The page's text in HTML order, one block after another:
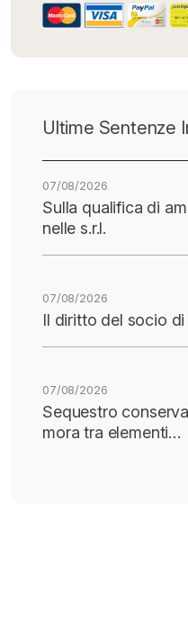
Ultime Sentenze
07/08/2026
Sulla qualifica di
nelle s.r.l.
07/08/2026
Il diritto del socio
07/08/2026
Sequestro
mora tra elementi…